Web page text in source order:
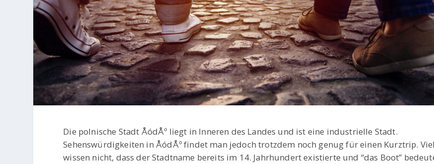
Die polnische Stadt ÅódÅº liegt in Inneren des Landes und ist eine industrielle Stadt.
Sehenswürdigkeiten in ÅódÅº findet man jedoch trotzdem noch genug für einen Kurztrip.
wissen nicht, dass der Stadtname bereits im 14. Jahrhundert existierte und “das Boot”